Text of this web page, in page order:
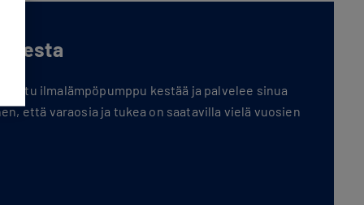
ilmalämpöpumppu kestää ja palvelee sinua
että varaosia ja tukea on saatavilla vielä vuosien